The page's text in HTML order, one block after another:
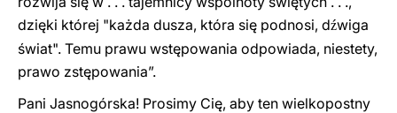
dzięki której "każda dusza, która się podnosi, dźwiga
świat". Temu prawu wstępowania odpowiada, niestety,
prawo zstępowania”.
Pani Jasnogórska! Prosimy Cię, aby ten wielkopostny